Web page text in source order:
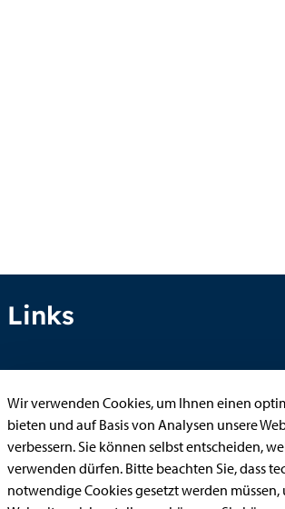
Links
Aufenthaltserlaubnis
Bauantrag
Begleitetes Fahren ab 17 (Erstantrag)
Wir verwenden Cookies, um Ihnen einen
bieten und auf Basis von Analysen unsere
verbessern. Sie können selbst entscheiden,
verwenden dürfen. Bitte beachten Sie, dass
notwendige Cookies gesetzt werden müssen,